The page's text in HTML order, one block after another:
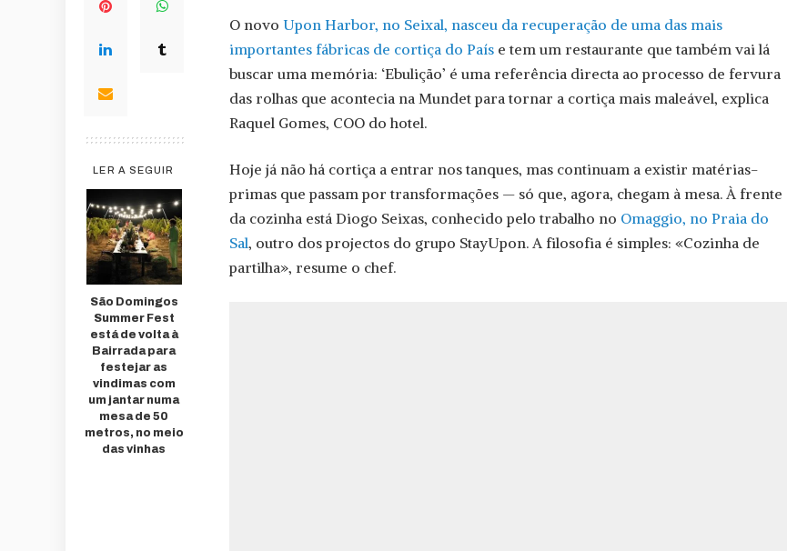
LER A SEGUIR
São Domingos
Summer Fest
está de volta à
Bairrada para
festejar as
vindimas com
um jantar numa
mesa de 50
metros, no meio
das vinhas
O novo Upon Harbor, no Seixal, nasceu da recuperação de uma das mais
importantes fábricas de cortiça do País e tem um restaurante que também vai lá
buscar uma memória: ‘Ebulição’ é uma referência directa ao processo de fervura
das rolhas que acontecia na Mundet para tornar a cortiça mais maleável, explica
Raquel Gomes, COO do hotel.
Hoje já não há cortiça a entrar nos tanques, mas continuam a existir matérias-
primas que passam por transformações — só que, agora, chegam à mesa. À frente
da cozinha está Diogo Seixas, conhecido pelo trabalho no Omaggio, no Praia do
Sal, outro dos projectos do grupo StayUpon. A filosofia é simples: «Cozinha de
partilha», resume o chef.